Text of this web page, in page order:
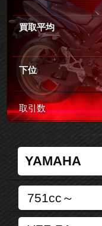
買取平均
下位
取引数